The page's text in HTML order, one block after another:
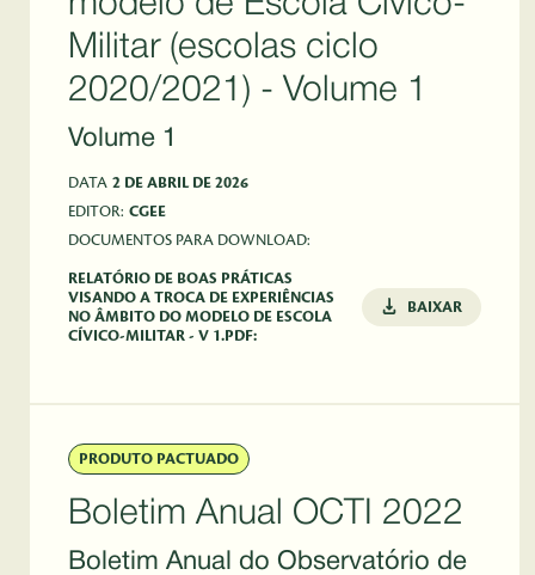
Militar (escolas ciclo
2020/2021) - Volume 1
Volume 1
DATA 2 DE ABRIL DE 2026
EDITOR: CGEE
DOCUMENTOS PARA DOWNLOAD:
RELATÓRIO DE BOAS PRÁTICAS
VISANDO A TROCA DE EXPERIÊNCIAS
NO ÂMBITO DO MODELO DE ESCOLA
CÍVICO-MILITAR - V 1.PDF:
BAIXAR
PRODUTO PACTUADO
Boletim Anual OCTI 2022
Boletim Anual do Observatório de